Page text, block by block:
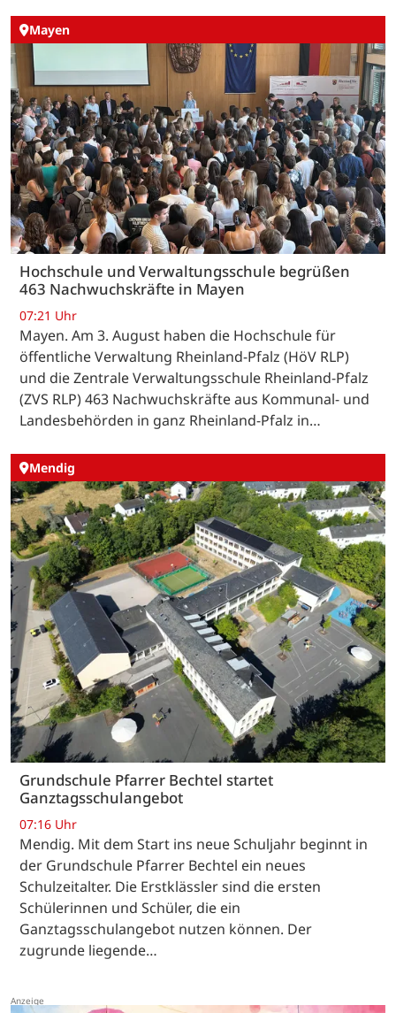
Mayen
Hochschule und Verwaltungsschule begrüßen
463 Nachwuchskräfte in Mayen
07:21 Uhr
Mayen. Am 3. August haben die Hochschule für
öffentliche Verwaltung Rheinland-Pfalz (HöV RLP)
und die Zentrale Verwaltungsschule Rheinland-Pfalz
(ZVS RLP) 463 Nachwuchskräfte aus Kommunal- und
Landesbehörden in ganz Rheinland-Pfalz in…
Mendig
Grundschule Pfarrer Bechtel startet
Ganztagsschulangebot
07:16 Uhr
Mendig. Mit dem Start ins neue Schuljahr beginnt in
der Grundschule Pfarrer Bechtel ein neues
Schulzeitalter. Die Erstklässler sind die ersten
Schülerinnen und Schüler, die ein
Ganztagsschulangebot nutzen können. Der
zugrunde liegende…